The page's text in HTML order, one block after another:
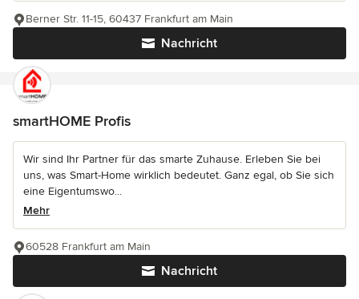
Nachricht
Berner Str. 11-15, 60437 Frankfurt am Main
smartHOME Profis
Wir sind Ihr Partner für das smarte Zuhause. Erleben Sie bei
uns, was Smart-Home wirklich bedeutet. Ganz egal, ob Sie sich
eine Eigentumswo...
Mehr
Nachricht
60528 Frankfurt am Main